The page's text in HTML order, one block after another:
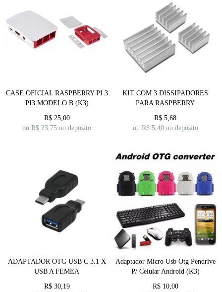
CASE OFICIAL RASPBERRY PI 3
PI3 MODELO B (K3)
R$ 25,00
ou R$ 23,75 no depósito
KIT COM 3 DISSIPADORES
PARA RASPBERRY
R$ 5,68
ou R$ 5,40 no depósito
ADAPTADOR OTG USB C 3.1 X
USB A FEMEA
R$ 30,19
Adaptador Micro Usb Otg Pendrive
P/ Celular Android (K3)
R$ 10,00